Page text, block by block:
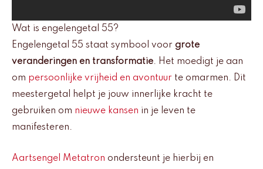
Wat is engelengetal 55?
Engelengetal 55 staat symbool voor grote
veranderingen en transformatie. Het moedigt je aan
om persoonlijke vrijheid en avontuur te omarmen. Dit
meestergetal helpt je jouw innerlijke kracht te
gebruiken om nieuwe kansen in je leven te
manifesteren.
Aartsengel Metatron ondersteunt je hierbij en